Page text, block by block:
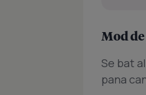
Mod
Se bat
pana